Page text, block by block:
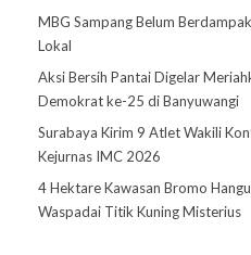
MBG Sampang Belum
Lokal
Aksi Bersih Pantai Digelar
Demokrat ke-25 di Banyuwangi
Surabaya Kirim 9 Atlet Wakili
Kejurnas IMC 2026
4 Hektare Kawasan Bromo
Waspadai Titik Kuning Misterius